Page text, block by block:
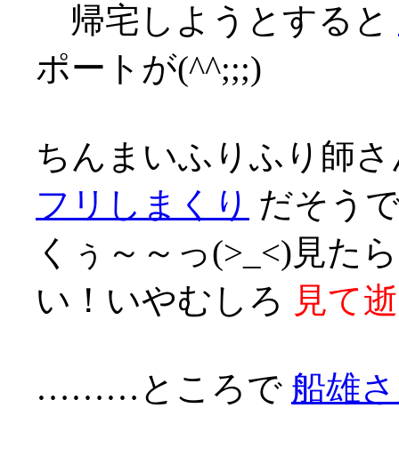
帰宅しようとすると
ポートが(^^;;;)
ちんまいふりふり師
フリしまくり だそう
くぅ～～っ(>_<)見た
い！いやむしろ 見て
………ところで 船雄